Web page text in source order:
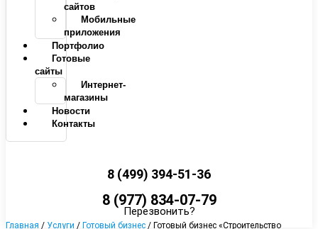
сайтов
Мобильные
приложения
Портфолио
Готовые
сайты
Интернет-
магазины
Новости
Контакты
8 (499) 394-51-36
8 (977) 834-07-79
Перезвонить?
Главная / Услуги / Готовый бизнес / Готовый бизнес «Строительство